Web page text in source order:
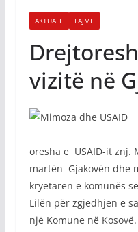
AKTUALE LAJME
vizitë në
oresha e USAID-it znj.
martën Gjakovën dhe
kryetaren e komunës
Lilën për zgjedhjen e
një Komune në Kosovë.